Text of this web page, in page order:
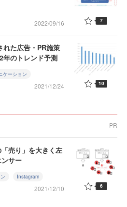
2022/09/16 7
れた広告・PR施策
年のトレンド予測
ケーション
2021/12/24 10
PR
売り」を大きく左
サー
Instagram
2021/12/10 6